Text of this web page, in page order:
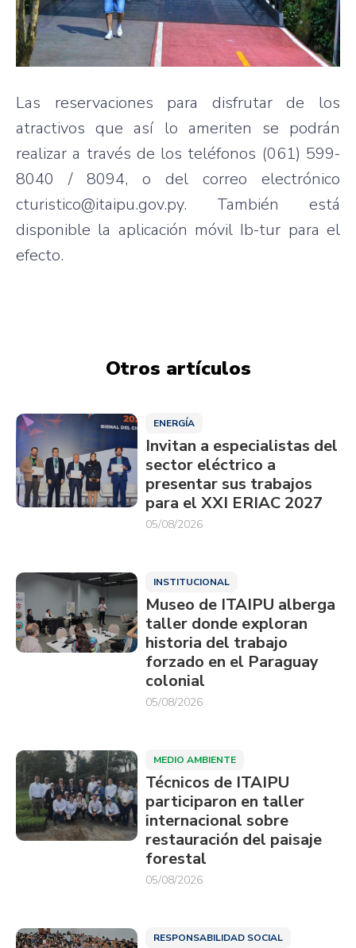
Las reservaciones para disfrutar de los
atractivos que así lo ameriten se podrán
realizar a través de los teléfonos (061) 599-
8040 / 8094, o del correo electrónico
cturistico@itaipu.gov.py. También está
disponible la aplicación móvil Ib-tur para el
efecto.
Otros artículos
ENERGÍA
Invitan a especialistas del
sector eléctrico a
presentar sus trabajos
para el XXI ERIAC 2027
05/08/2026
INSTITUCIONAL
Museo de ITAIPU alberga
taller donde exploran
historia del trabajo
forzado en el Paraguay
colonial
05/08/2026
MEDIO AMBIENTE
Técnicos de ITAIPU
participaron en taller
internacional sobre
restauración del paisaje
forestal
05/08/2026
RESPONSABILIDAD SOCIAL